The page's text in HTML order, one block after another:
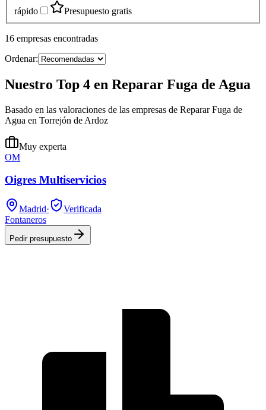
rápido
Presupuesto gratis
16 empresas encontradas
Ordenar:
Nuestro Top 4 en Reparar Fuga de Agua
Basado en las valoraciones de las empresas de Reparar Fuga de
Agua en Torrejón de Ardoz
Muy experta
OM
Oigres Multiservicios
Madrid·
Verificada
Fontaneros
Pedir presupuesto